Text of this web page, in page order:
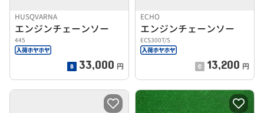
HUSQVARNA
エンジンチェーンソー
445
33,000 円
ECHO
エンジンチェーンソー
ECS300T/S
13,200 円